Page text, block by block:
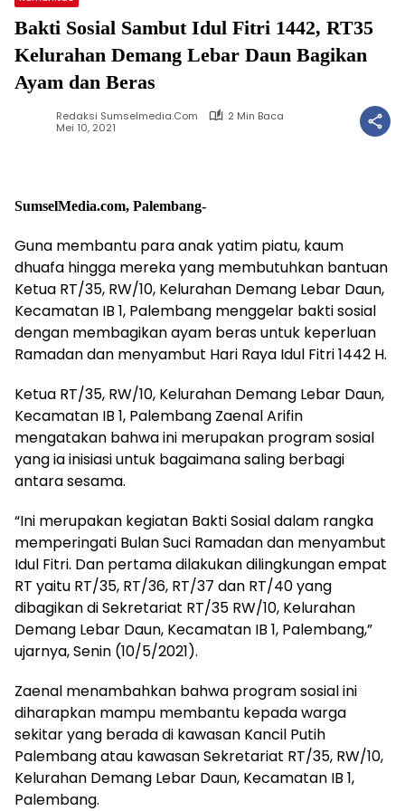
Bakti Sosial Sambut Idul Fitri 1442, RT35
Kelurahan Demang Lebar Daun Bagikan
Ayam dan Beras
Redaksi Sumselmedia.com
2 Min Baca
Mei 10, 2021
SumselMedia.com, Palembang-
Guna membantu para anak yatim piatu, kaum
dhuafa hingga mereka yang membutuhkan bantuan
Ketua RT/35, RW/10, Kelurahan Demang Lebar Daun,
Kecamatan IB 1, Palembang menggelar bakti sosial
dengan membagikan ayam beras untuk keperluan
Ramadan dan menyambut Hari Raya Idul Fitri 1442 H.
Ketua RT/35, RW/10, Kelurahan Demang Lebar Daun,
Kecamatan IB 1, Palembang Zaenal Arifin
mengatakan bahwa ini merupakan program sosial
yang ia inisiasi untuk bagaimana saling berbagi
antara sesama.
“Ini merupakan kegiatan Bakti Sosial dalam rangka
memperingati Bulan Suci Ramadan dan menyambut
Idul Fitri. Dan pertama dilakukan dilingkungan empat
RT yaitu RT/35, RT/36, RT/37 dan RT/40 yang
dibagikan di Sekretariat RT/35 RW/10, Kelurahan
Demang Lebar Daun, Kecamatan IB 1, Palembang,”
ujarnya, Senin (10/5/2021).
Zaenal menambahkan bahwa program sosial ini
diharapkan mampu membantu kepada warga
sekitar yang berada di kawasan Kancil Putih
Palembang atau kawasan Sekretariat RT/35, RW/10,
Kelurahan Demang Lebar Daun, Kecamatan IB 1,
Palembang.